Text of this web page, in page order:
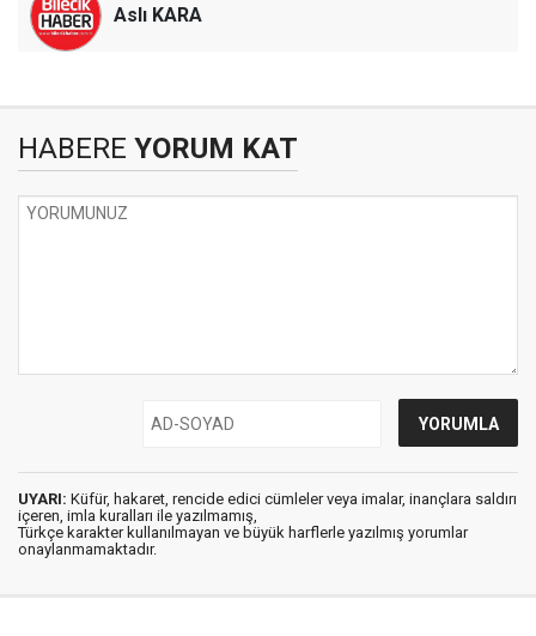
Aslı KARA
HABERE YORUM KAT
UYARI: Küfür, hakaret, rencide edici cümleler veya imalar, inançlara saldırı
içeren, imla kuralları ile yazılmamış,
Türkçe karakter kullanılmayan ve büyük harflerle yazılmış yorumlar
onaylanmamaktadır.